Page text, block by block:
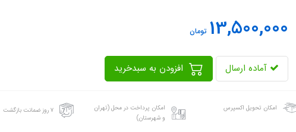
13,500,000 تومان
آماده ارسال
امکان تحویل اکسپرس
امکان پرداخت در محل (تهران
و شهرستان)
۷ روز ضمانت بازگشت